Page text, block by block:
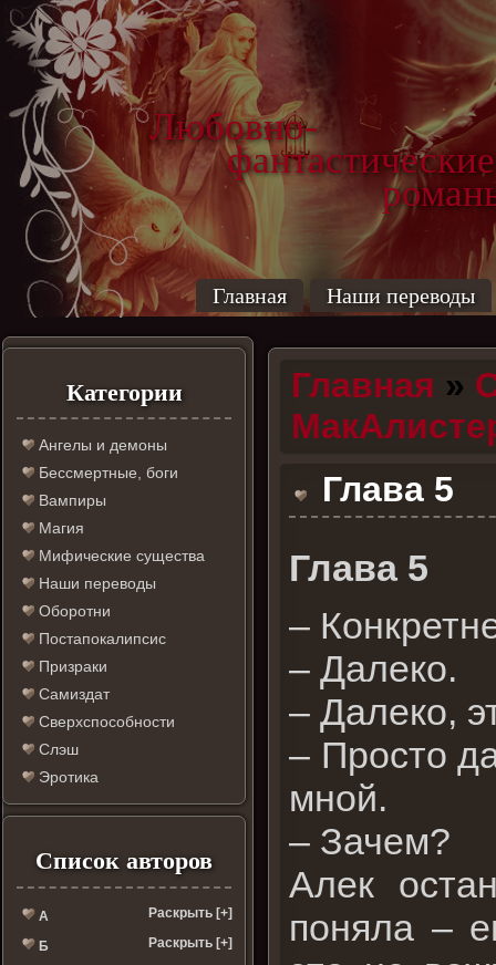
Любовно-
фантастические
Главная Наши переводы
Категории
Ангелы и демоны
Бессмертные, боги
Вампиры
Магия
Мифические существа
Наши переводы
Оборотни
Постапокалипсис
Призраки
Самиздат
Сверхспособности
Слэш
Эротика
Список авторов
А Раскрыть [+]
Б Раскрыть [+]
Главная »
Глава 5
Глава 5
–
– Далеко.
– Далеко,
– Просто
мной.
– Зачем?
Алек
поняла –